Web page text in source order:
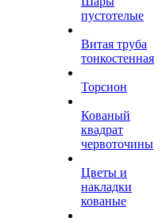
пустотелые
Витая труба
тонкостенная
Торсион
Кованый
квадрат
червоточины
Цветы и
накладки
кованые